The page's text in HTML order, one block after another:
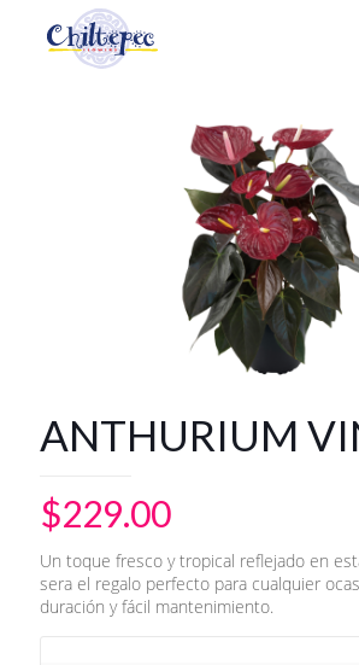
ANTHURIUM
$229.00
Un toque fresco y tropical reflejado en
sera el regalo perfecto para cualquier
duración y fácil mantenimiento.